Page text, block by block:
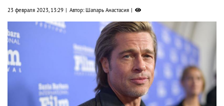
23 февраля 2023, 13:29 Автор: Шапарь Анастасия